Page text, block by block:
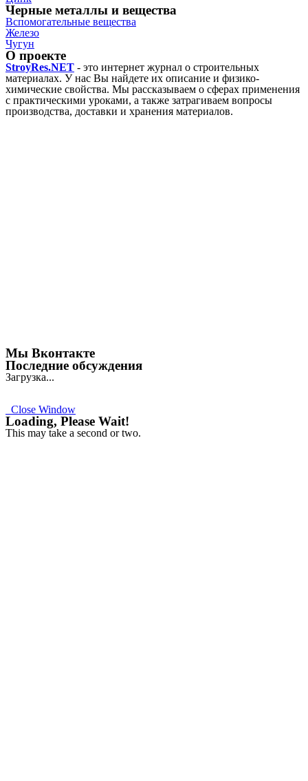
Черные металлы и вещества
Вспомогательные вещества
Железо
Чугун
О проекте
StroyRes.NET - это интернет журнал о строительных
материалах. У нас Вы найдете их описание и физико-
химические свойства. Мы рассказываем о сферах применения
с практическими уроками, а также затрагиваем вопросы
производства, доставки и хранения материалов.
Мы Вконтакте
Последние обсуждения
Загрузка...
Close Window
Loading, Please Wait!
This may take a second or two.